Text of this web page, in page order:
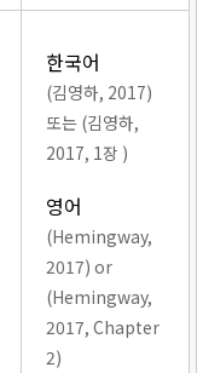
한국어
(김영하, 2017)
또는 (김영하,
2017, 1장 )
영어
(Hemingway,
2017) or
(Hemingway,
2017, Chapter
2)